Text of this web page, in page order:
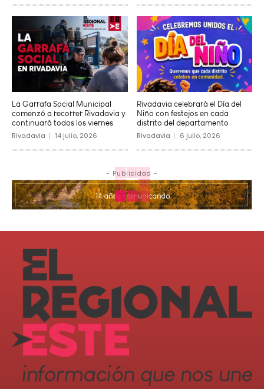
La Garrafa Social Municipal
comenzó a recorrer Rivadavia y
continuará todos los viernes
Rivadavia 14 julio, 2026
Rivadavia celebrará el Día del
Niño con festejos en cada
distrito del departamento
Rivadavia 6 julio, 2026
- Publicidad -